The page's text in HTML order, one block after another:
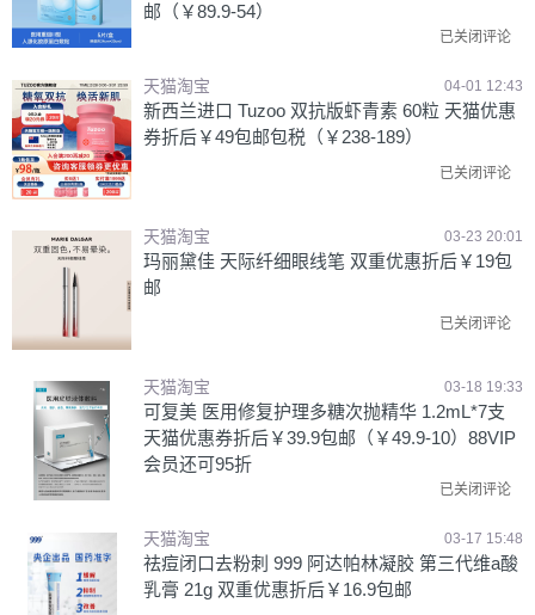
邮（￥89.9-54）
已关闭评论
天猫淘宝 04-01 12:43
新西兰进口 Tuzoo 双抗版虾青素 60粒 天猫优惠
券折后￥49包邮包税（￥238-189）
已关闭评论
天猫淘宝 03-23 20:01
玛丽黛佳 天际纤细眼线笔 双重优惠折后￥19包
邮
已关闭评论
天猫淘宝 03-18 19:33
可复美 医用修复护理多糖次抛精华 1.2mL*7支
天猫优惠券折后￥39.9包邮（￥49.9-10）88VIP
会员还可95折
已关闭评论
天猫淘宝 03-17 15:48
祛痘闭口去粉刺 999 阿达帕林凝胶 第三代维a酸
乳膏 21g 双重优惠折后￥16.9包邮